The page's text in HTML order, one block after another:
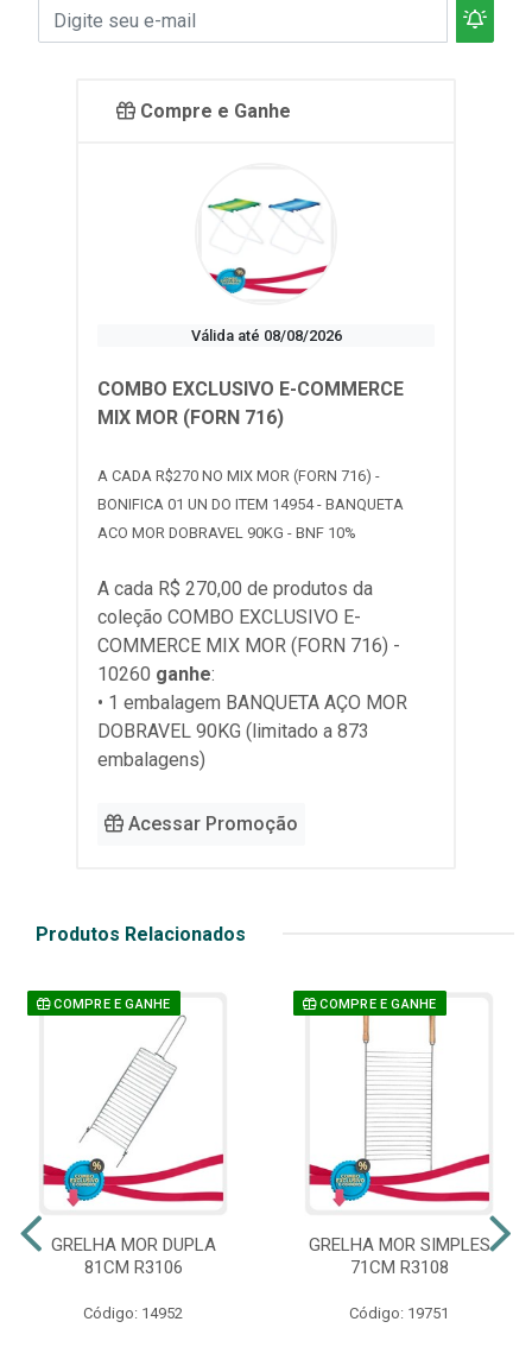
Compre e Ganhe
Válida até 08/08/2026
COMBO EXCLUSIVO E-COMMERCE
MIX MOR (FORN 716)
A CADA R$270 NO MIX MOR (FORN 716) -
BONIFICA 01 UN DO ITEM 14954 - BANQUETA
ACO MOR DOBRAVEL 90KG - BNF 10%
A cada R$ 270,00 de produtos da
coleção COMBO EXCLUSIVO E-
COMMERCE MIX MOR (FORN 716) -
10260 ganhe:
• 1 embalagem BANQUETA AÇO MOR
DOBRAVEL 90KG (limitado a 873
embalagens)
Acessar Promoção
Produtos Relacionados
COMPRE E GANHE
GRELHA MOR DUPLA
81CM R3106
Código: 14952
COMPRE E GANHE
GRELHA MOR SIMPLES
71CM R3108
Código: 19751